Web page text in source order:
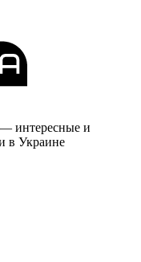
интересные и
в Украине